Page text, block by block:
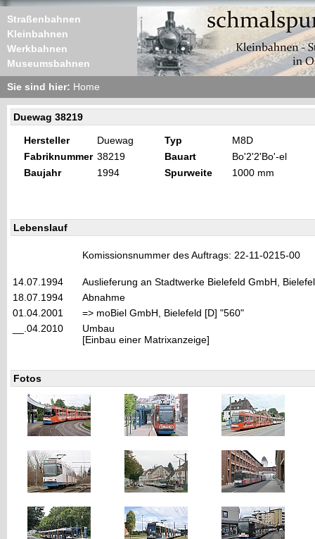
Straßenbahnen
Kleinbahnen
Werkbahnen
Museumsbahnen
Sie sind hier: Home
Duewag 38219
Hersteller Duewag Typ
M8D
Fabriknummer 38219 Bauart
Bo'2'2'Bo'-el
Baujahr
1994 Spurweite 1000 mm
Lebenslauf
Komissionsnummer des Auftrags: 22-11-0215-00
14.07.1994
Auslieferung an Stadtwerke Bielefeld GmbH,
18.07.1994
Abnahme
01.04.2001
=> moBiel GmbH, Bielefeld [D] "560"
__.04.2010
Umbau
[Einbau einer Matrixanzeige]
Fotos